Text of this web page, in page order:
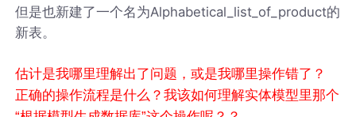
但是也新建了一个名为Alphabetical_list_of_product的
新表。
估计是我哪里理解出了问题，或是我哪里操作错了？
正确的操作流程是什么？我该如何理解实体模型里那个